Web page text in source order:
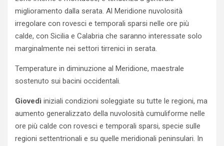
miglioramento dalla serata. Al Meridione nuvolosità
irregolare con rovesci e temporali sparsi nelle ore più
calde, con Sicilia e Calabria che saranno interessate solo
marginalmente nei settori tirrenici in serata.
Temperature in diminuzione al Meridione, maestrale
sostenuto sui bacini occidentali.
Giovedì iniziali condizioni soleggiate su tutte le regioni, ma
aumento generalizzato della nuvolosità cumuliforme nelle
ore più calde con rovesci e temporali sparsi, specie sulle
regioni settentrionali e su quelle meridionali peninsulari. In